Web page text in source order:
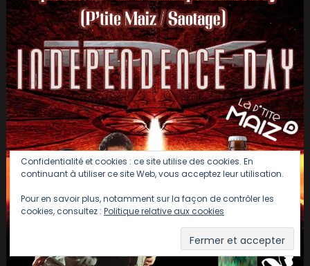
Confidentialité et cookies : ce site utilise des cookies. En
continuant à utiliser ce site Web, vous acceptez leur utilisation.
Pour en savoir plus, notamment sur la façon de contrôler les
cookies, consultez : Politique relative aux cookies